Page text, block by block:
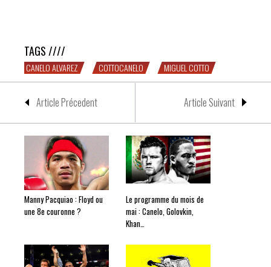
TAGS ////
CANELO ALVAREZ COTTOCANELO MIGUEL COTTO
Article Précedent Article Suivant
Manny Pacquiao : Floyd ou
une 8e couronne ?
Le programme du mois de
mai : Canelo, Golovkin,
Khan…